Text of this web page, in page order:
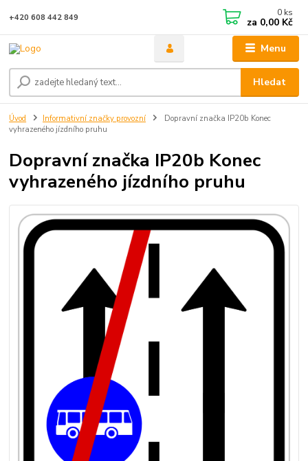
Menu
Hledat
+420 608 442 849 0 ks
za 0,00 Kč
Úvod Informativní značky provozní
Dopravní značka IP20b Konec
vyhrazeného jízdního pruhu
Dopravní značka IP20b Konec
vyhrazeného jízdního pruhu